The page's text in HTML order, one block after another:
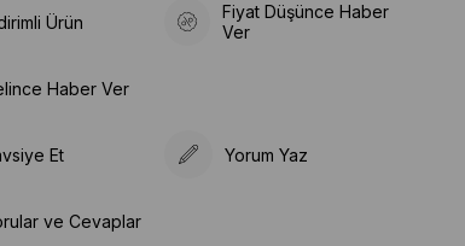
Ürün
Fiyat Düşünce Haber
Ver
Haber Ver
Et Yorum Yaz
ve Cevaplar